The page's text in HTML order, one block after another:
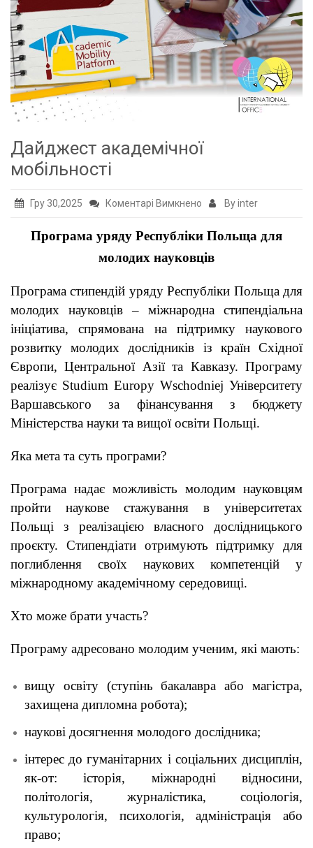
Дайджест академічної
мобільності
Гру 30,2025 Коментарі Вимкнено до
академічної
мобільності
By inter
Програма уряду Республіки Польща для
молодих науковців
Програма стипендій уряду Республіки Польща для
молодих науковців – міжнародна стипендіальна
ініціатива, спрямована на підтримку наукового
розвитку молодих дослідників із країн Східної
Європи, Центральної Азії та Кавказу. Програму
реалізує Studium Europy Wschodniej Університету
Варшавського за фінансування з бюджету
Міністерства науки та вищої освіти Польщі.
Яка мета та суть програми?
Програма надає можливість молодим науковцям
пройти наукове стажування в університетах
Польщі з реалізацією власного дослідницького
проєкту. Стипендіати отримують підтримку для
поглиблення своїх наукових компетенцій у
міжнародному академічному середовищі.
Хто може брати участь?
Програму адресовано молодим ученим, які мають:
вищу освіту (ступінь бакалавра або магістра,
захищена дипломна робота);
наукові досягнення молодого дослідника;
інтерес до гуманітарних і соціальних дисциплін,
як-от: історія, міжнародні відносини,
політологія, журналістика, соціологія,
культурологія, психологія, адміністрація або
право;